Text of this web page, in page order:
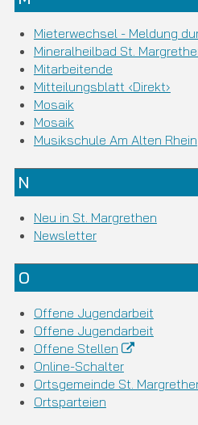
Mieterwechsel - Meldung
Mineralheilbad St.
Mitarbeitende
Mitteilungsblatt ‹Direkt›
Mosaik
Mosaik
Musikschule Am Alten Rhein
N
Neu in St. Margrethen
Newsletter
O
Offene Jugendarbeit
Offene Jugendarbeit
Offene Stellen
Online-Schalter
Ortsgemeinde St.
Ortsparteien